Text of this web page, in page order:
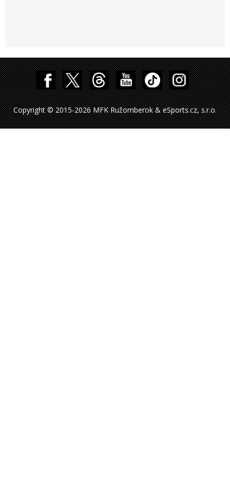
Copyright © 2015-2026 MFK Ružomberok & eSports.cz, s.r.o.